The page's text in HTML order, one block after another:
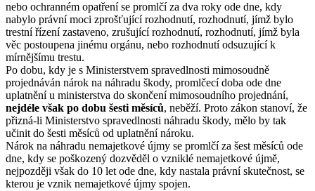
nebo ochranném opatření se promlčí za dva roky ode dne, kdy
nabylo právní moci zprošťující rozhodnutí, rozhodnutí, jímž bylo
trestní řízení zastaveno, zrušující rozhodnutí, rozhodnutí, jímž byla
věc postoupena jinému orgánu, nebo rozhodnutí odsuzující k
mírnějšímu trestu.
Po dobu, kdy je s Ministerstvem spravedlnosti mimosoudně
projednáván nárok na náhradu škody, promlčecí doba ode dne
uplatnění u ministerstva do skončení mimosoudního projednání,
nejdéle však po dobu šesti měsíců, neběží. Proto zákon stanoví, že
přizná-li Ministerstvo spravedlnosti náhradu škody, mělo by tak
učinit do šesti měsíců od uplatnění nároku.
Nárok na náhradu nemajetkové újmy se promlčí za šest měsíců ode
dne, kdy se poškozený dozvěděl o vzniklé nemajetkové újmě,
nejpozději však do 10 let ode dne, kdy nastala právní skutečnost, se
kterou je vznik nemajetkové újmy spojen.